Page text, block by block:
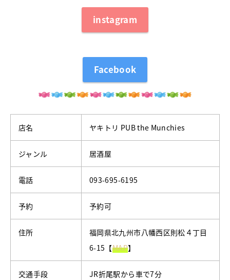
instagram
Facebook
店名 ヤキトリ PUB the Munchies
ジャンル 居酒屋
電話 093-695-6195
予約 予約可
住所
福岡県北九州市八幡西区則松４丁目
6-15【MAP】
交通手段 JR折尾駅から車で7分